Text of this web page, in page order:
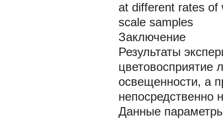
at different rates of
scale samples
Заключение
Результаты
цветовосприятие
освещенности, а
непосредственно
Данные